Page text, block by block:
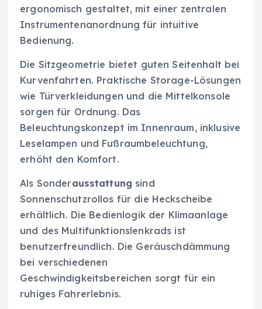
ergonomisch gestaltet, mit einer zentralen
Instrumentenanordnung für intuitive
Bedienung.
Die Sitzgeometrie bietet guten Seitenhalt bei
Kurvenfahrten. Praktische Storage-Lösungen
wie Türverkleidungen und die Mittelkonsole
sorgen für Ordnung. Das
Beleuchtungskonzept im Innenraum, inklusive
Leselampen und Fußraumbeleuchtung,
erhöht den Komfort.
Als Sonderausstattung sind
Sonnenschutzrollos für die Heckscheibe
erhältlich. Die Bedienlogik der Klimaanlage
und des Multifunktionslenkrads ist
benutzerfreundlich. Die Geräuschdämmung
bei verschiedenen
Geschwindigkeitsbereichen sorgt für ein
ruhiges Fahrerlebnis.